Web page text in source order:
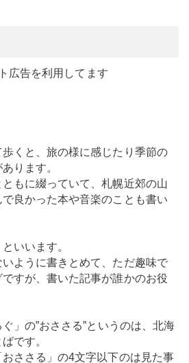
広告を利用してます
くと、旅の様に感じたり季節の
ります。
もに綴っていて、札幌近郊の山
良かった本や音楽のことも書い
いいます。
ように書きとめて、ただ趣味で
すが、書いた記事が誰かのお役
」の”おささる”というのは、北海
です。
ささる」の4文字以下のは見た事